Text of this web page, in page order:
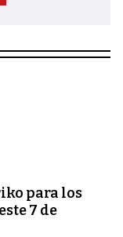
para los
7 de